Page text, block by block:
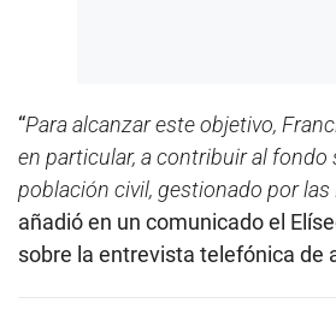
“Para alcanzar este objetivo,
en particular, a contribuir al fondo
población civil, gestionado por las
añadió en un comunicado el
sobre la entrevista telefónica de